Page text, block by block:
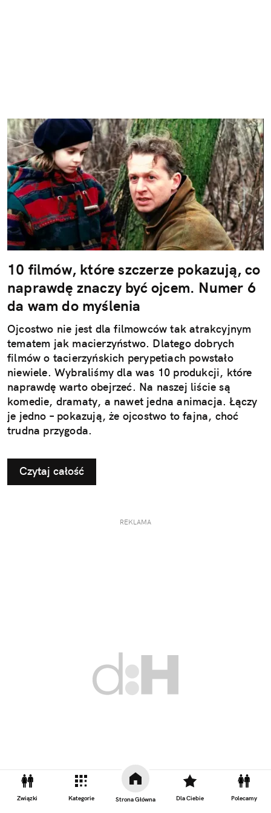
Związki Kategorie Strona Główna Dla Ciebie Polecamy
10 filmów, które szczerze pokazują, co
naprawdę znaczy być ojcem. Numer 6
da wam do myślenia
Ojcostwo nie jest dla filmowców tak atrakcyjnym
tematem jak macierzyństwo. Dlatego dobrych
filmów o tacierzyńskich perypetiach powstało
niewiele. Wybraliśmy dla was 10 produkcji, które
naprawdę warto obejrzeć. Na naszej liście są
komedie, dramaty, a nawet jedna animacja. Łączy
je jedno – pokazują, że ojcostwo to fajna, choć
trudna przygoda.
Czytaj całość
REKLAMA